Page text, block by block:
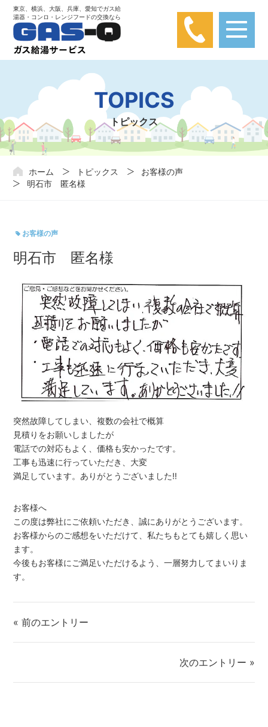
東京、横浜、大阪、兵庫、愛知でガス給
湯器・コンロ・レンジフードの交換なら
【弊社は楽天カード問い合わせとは関係あり
ません】
楽天カードに関する問い合わせが弊社にかかってきておりま
す。弊社は楽天カードと関わりはありませんので、ご注意くだ
さい。
TOPICS
トピックス
ホーム トピックス
お客様の声
明石市 匿名様
お客様の声
明石市 匿名様
突然故障してしまい、複数の会社で概算
見積りをお願いしましたが
電話での対応もよく、価格も安かったです。
工事も迅速に行っていただき、大変
満足しています。ありがとうございました‼
お客様へ
この度は弊社にご依頼いただき、誠にありがとうございます。
お客様からのご感想をいただけて、私たちもとても嬉しく思い
ます。
今後もお客様にご満足いただけるよう、一層努力してまいりま
す。
« 前のエントリー
次のエントリー »